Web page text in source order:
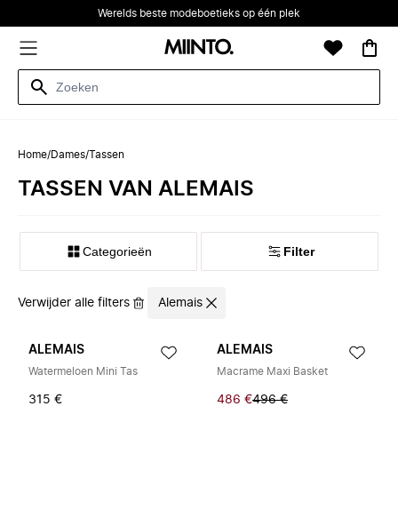
Werelds beste modeboetieks op één plek
Home/Dames/Tassen
TASSEN VAN ALEMAIS
Categorieën Filter
Verwijder alle filters Alemais
ALEMAIS
Watermeloen Mini Tas
315 €
ALEMAIS
Macrame Maxi Basket
486 €496 €